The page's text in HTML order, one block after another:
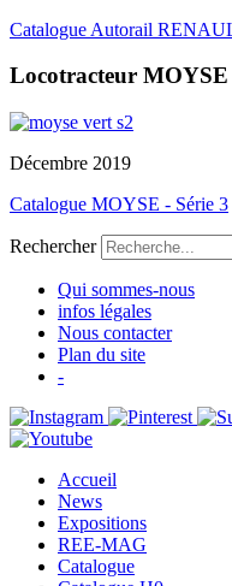
Catalogue Autorail
Locotracteur MOYSE
Décembre 2019
Catalogue MOYSE - Série 3
Rechercher
Qui sommes-nous
infos légales
Nous contacter
Plan du site
-
Accueil
News
Expositions
REE-MAG
Catalogue